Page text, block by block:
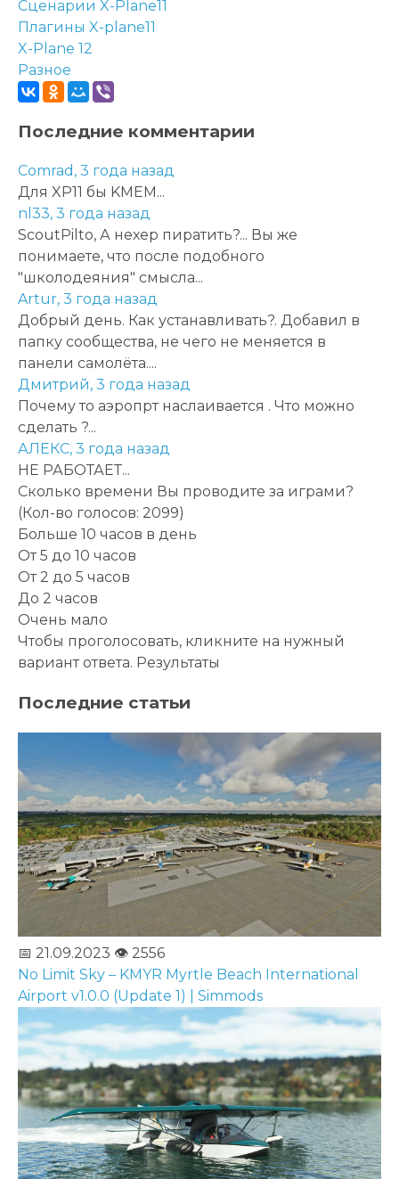
Сценарии X-Plane11
Плагины X-plane11
X-Plane 12
Разное
Последние комментарии
Comrad, 3 года назад
Для XP11 бы KMEM...
nl33, 3 года назад
ScoutPilto, А нехер пиратить?... Вы же
понимаете, что после подобного
"школодеяния" смысла...
Artur, 3 года назад
Добрый день. Как устанавливать?. Добавил в
папку сообщества, не чего не меняется в
панели самолёта....
Дмитрий, 3 года назад
Почему то аэропрт наслаивается . Что можно
сделать ?...
АЛЕКС, 3 года назад
НЕ РАБОТАЕТ...
Сколько времени Вы проводите за играми?
(Кол-во голосов: 2099)
Больше 10 часов в день
От 5 до 10 часов
От 2 до 5 часов
До 2 часов
Очень мало
Чтобы проголосовать, кликните на нужный
вариант ответа. Результаты
Последние статьи
📅 21.09.2023 👁️ 2556
No Limit Sky – KMYR Myrtle Beach International
Airport v1.0.0 (Update 1) | Simmods